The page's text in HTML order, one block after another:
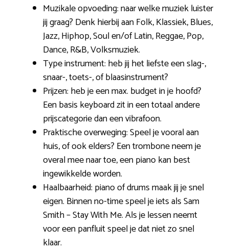
Muzikale opvoeding: naar welke muziek luister
jij graag? Denk hierbij aan Folk, Klassiek, Blues,
Jazz, Hiphop, Soul en/of Latin, Reggae, Pop,
Dance, R&B, Volksmuziek.
Type instrument: heb jij het liefste een slag-,
snaar-, toets-, of blaasinstrument?
Prijzen: heb je een max. budget in je hoofd?
Een basis keyboard zit in een totaal andere
prijscategorie dan een vibrafoon.
Praktische overweging: Speel je vooral aan
huis, of ook elders? Een trombone neem je
overal mee naar toe, een piano kan best
ingewikkelde worden.
Haalbaarheid: piano of drums maak jij je snel
eigen. Binnen no-time speel je iets als Sam
Smith – Stay With Me. Als je lessen neemt
voor een panfluit speel je dat niet zo snel
klaar.